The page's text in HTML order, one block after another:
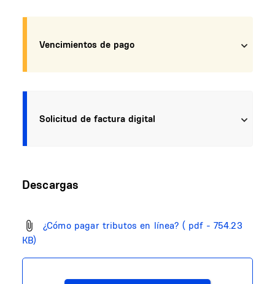
Vencimientos de pago
Solicitud de factura digital
Descargas
¿Cómo pagar tributos en línea? ( pdf - 754.23
KB)